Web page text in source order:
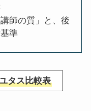
師の質」と、後
準
タス比較表